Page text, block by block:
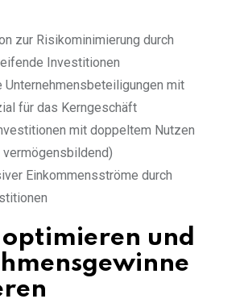
zur Risikominimierung durch
Investitionen
Unternehmensbeteiligungen mit
für das Kerngeschäft
mit doppeltem Nutzen
Einkommensströme durch
und